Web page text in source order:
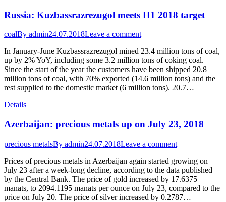
Russia: Kuzbassrazrezugol meets H1 2018 target
coalBy admin24.07.2018Leave a comment
In January-June Kuzbassrazrezugol mined 23.4 million tons of coal,
up by 2% YoY, including some 3.2 million tons of coking coal.
Since the start of the year the customers have been shipped 20.8
million tons of coal, with 70% exported (14.6 million tons) and the
rest supplied to the domestic market (6 million tons). 20.7…
Details
Azerbaijan: precious metals up on July 23, 2018
precious metalsBy admin24.07.2018Leave a comment
Prices of precious metals in Azerbaijan again started growing on
July 23 after a week-long decline, according to the data published
by the Central Bank. The price of gold increased by 17.6375
manats, to 2094.1195 manats per ounce on July 23, compared to the
price on July 20. The price of silver increased by 0.2787…